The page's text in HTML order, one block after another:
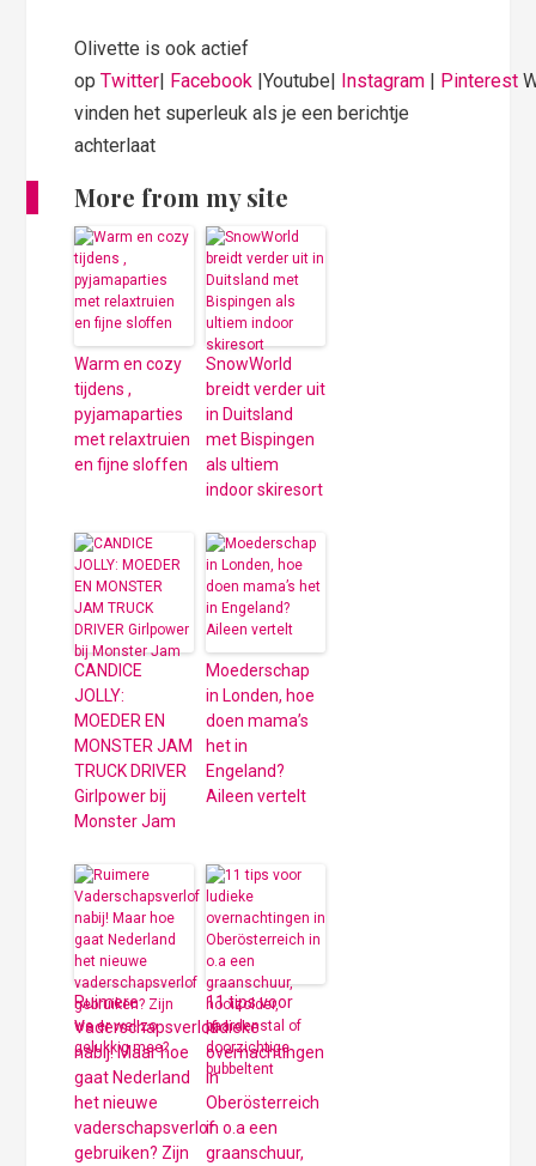
Olivette is ook actief
opTwitter| Facebook |Youtube| Instagram | Pinterest
vinden het superleuk als je een berichtje
achterlaat
More from my site
Warm en cozy
tijdens ,
pyjamaparties
met relaxtruien
en fijne sloffen
SnowWorld
breidt verder uit
in Duitsland
met Bispingen
als ultiem
indoor skiresort
CANDICE
JOLLY:
MOEDER EN
MONSTER JAM
TRUCK DRIVER
Girlpower bij
Monster Jam
Moederschap
in Londen, hoe
doen mama’s
het in
Engeland?
Aileen vertelt
Ruimere
Vaderschapsverlof
nabij! Maar hoe
gaat Nederland
het nieuwe
vaderschapsverlof
gebruiken? Zijn
11 tips voor
ludieke
overnachtingen
in
Oberösterreich
in o.a een
graanschuur,